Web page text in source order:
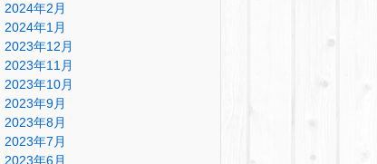
2024年2月
2024年1月
2023年12月
2023年11月
2023年10月
2023年9月
2023年8月
2023年7月
2023年6月